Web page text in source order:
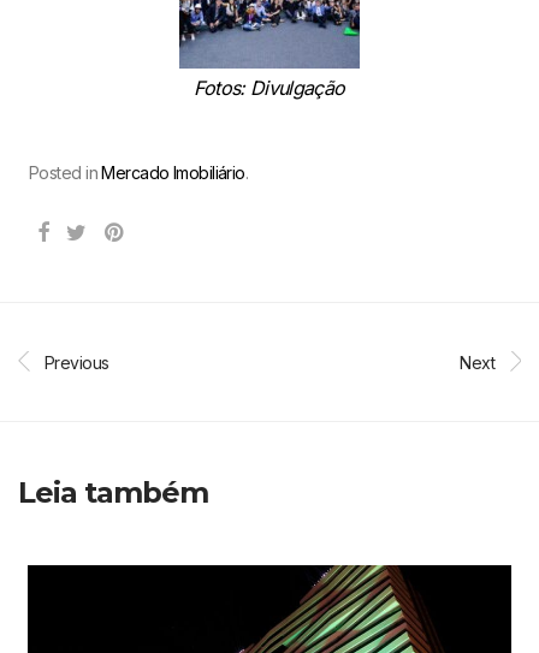
Fotos: Divulgação
Posted inMercado Imobiliário.
Previous Next
Leia também